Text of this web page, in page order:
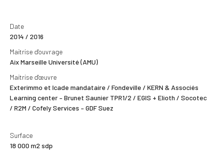
Date
2014 / 2016
Maitrise d'ouvrage
Aix Marseille Université (AMU)
Maitrise d'œuvre
Exterimmo et Icade mandataire / Fondeville / KERN & Associés
Learning center – Brunet Saunier TPR1/2 / EGIS + Elioth / Socotec
/ R2M / Cofely Services – GDF Suez
Surface
18 000 m2 sdp